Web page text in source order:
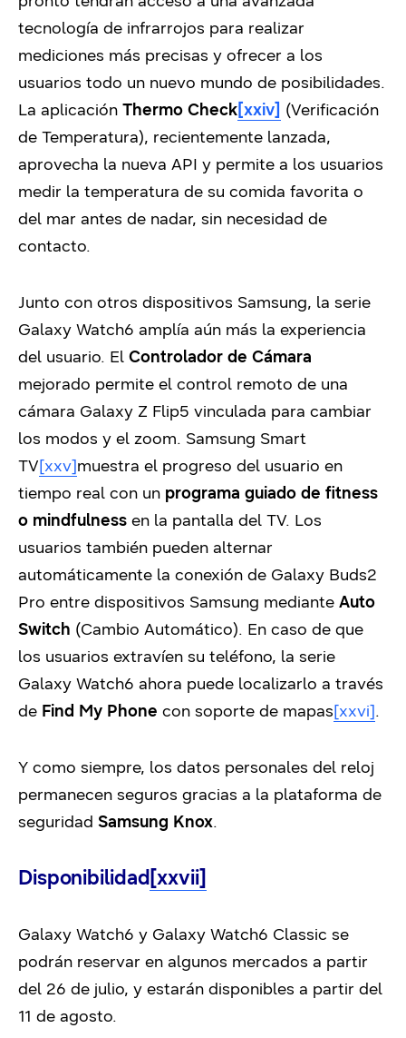
tecnología de infrarrojos para realizar
mediciones más precisas y ofrecer a los
usuarios todo un nuevo mundo de posibilidades.
La aplicación Thermo Check[xxiv] (Verificación
de Temperatura), recientemente lanzada,
aprovecha la nueva API y permite a los usuarios
medir la temperatura de su comida favorita o
del mar antes de nadar, sin necesidad de
contacto.
Junto con otros dispositivos Samsung, la serie
Galaxy Watch6 amplía aún más la experiencia
del usuario. El Controlador de Cámara
mejorado permite el control remoto de una
cámara Galaxy Z Flip5 vinculada para cambiar
los modos y el zoom. Samsung Smart
TV[xxv]muestra el progreso del usuario en
tiempo real con un programa guiado de fitness
o mindfulness en la pantalla del TV. Los
usuarios también pueden alternar
automáticamente la conexión de Galaxy Buds2
Pro entre dispositivos Samsung mediante Auto
Switch (Cambio Automático). En caso de que
los usuarios extravíen su teléfono, la serie
Galaxy Watch6 ahora puede localizarlo a través
de Find My Phone con soporte de mapas[xxvi].
Y como siempre, los datos personales del reloj
permanecen seguros gracias a la plataforma de
seguridad Samsung Knox.
Disponibilidad[xxvii]
Galaxy Watch6 y Galaxy Watch6 Classic se
podrán reservar en algunos mercados a partir
del 26 de julio, y estarán disponibles a partir del
11 de agosto.